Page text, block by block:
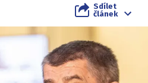
Sdílet
článek